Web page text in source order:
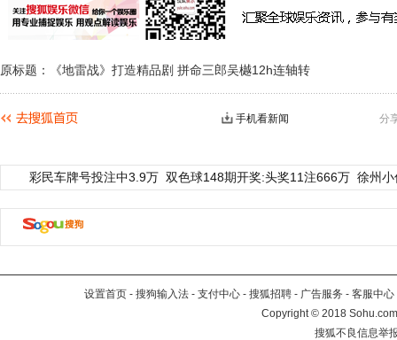
原标题：《地雷战》打造精品剧 拼命三郎吴樾12h连轴转
分
手机看新闻
彩民车牌号投注中3.9万 双色球148期开奖:头奖11注666万 徐州
设置首页 - 搜狗输入法 - 支付中心 - 搜狐招聘 - 广告服务 - 客服中心
Copyright©2018
搜狐不良信息举